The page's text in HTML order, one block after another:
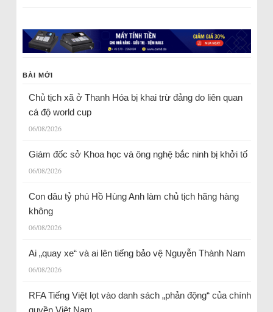
BÀI MỚI
Chủ tịch xã ở Thanh Hóa bị khai trừ đảng do liên quan
cá độ world cup
06/08/2026
Giám đốc sở Khoa học và ông nghệ bắc ninh bị khởi tố
06/08/2026
Con dâu tỷ phú Hồ Hùng Anh làm chủ tịch hãng hàng
không
06/08/2026
Ai „quay xe“ và ai lên tiếng bảo vệ Nguyễn Thành Nam
06/08/2026
RFA Tiếng Việt lọt vào danh sách „phản động“ của chính